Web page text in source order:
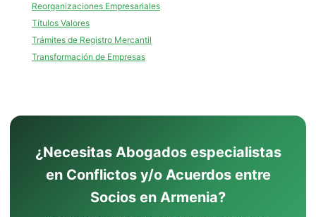
Reorganizaciones Empresariales
Títulos Valores
Trámites de Registro Mercantil
Transformación de Empresas
¿Necesitas Abogados especialistas
en Conflictos y/o Acuerdos entre
Socios en Armenia?